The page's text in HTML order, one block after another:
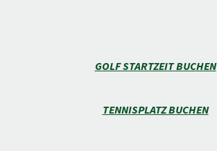
GOLF STARTZEIT BUCHEN
TENNISPLATZ BUCHEN